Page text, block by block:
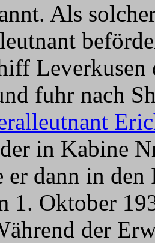
Als
fuhr nach
in Kabine
er dann in
1. Oktober
der